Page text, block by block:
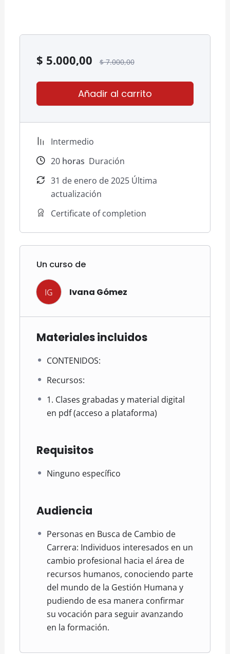
laboral y la gestión de equipos en el
$ 5.000,00 $7.000,00
Añadir al carrito
Intermedio
20horas Duración
31 de enero de 2025 Última
actualización
Certificate of completion
Un curso de
IG Ivana Gómez
Materiales incluidos
CONTENIDOS:
Recursos:
1. Clases grabadas y material digital
en pdf (acceso a plataforma)
Requisitos
Ninguno específico
Audiencia
Personas en Busca de Cambio de
Carrera: Individuos interesados en un
cambio profesional hacia el área de
recursos humanos, conociendo parte
del mundo de la Gestión Humana y
pudiendo de esa manera confirmar
su vocación para seguir avanzando
en la formación.